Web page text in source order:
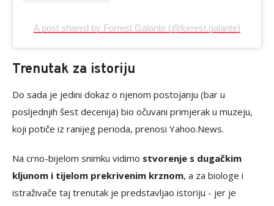
A post shared by Forrest Galante (@forrest.galante)
Trenutak za istoriju
Do sada je jedini dokaz o njenom postojanju (bar u
posljednjih šest decenija) bio očuvani primjerak u muzeju,
koji potiče iz ranijeg perioda, prenosi Yahoo.News.
Na crno-bijelom snimku vidimo stvorenje s dugačkim
kljunom i tijelom prekrivenim krznom, a za biologe i
istraživače taj trenutak je predstavljao istoriju - jer je